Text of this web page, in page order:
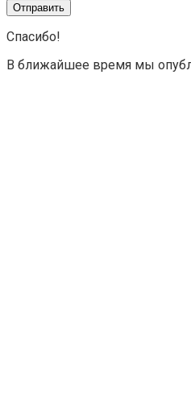
Спасибо!
В ближайшее время мы